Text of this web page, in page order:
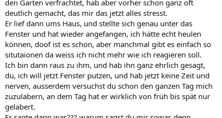
den Garten verfrachtet, hab aber vorher schon ganz oft
deutlich gemacht, das mir das jetzt alles stresst.
Er lief dann ums Haus, und stellte sich genau unter das
Fenster und hat wieder angefangen, ich hätte echt heulen
können, doof ist es schon, aber manchmal gibt es einfach so
situtaionen da weiss ich nicht mehr wie ich reagieren soll.
Ich bin dann raus zu ihm, und hab ihn ganz ehrlich gesagt,
du, ich will jetzt Fenster putzen, und hab jetzt keine Zeit und
nerven, ausserdem versuchst du schon den ganzen Tag mich
zuzulabern, an dem Tag hat er wirklich von früh bis spät nur
gelabert.